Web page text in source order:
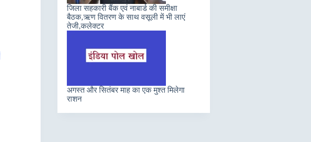
जिला सहकारी बैंक एवं नाबार्ड की समीक्षा
बैठक,ऋण वितरण के साथ वसूली में भी लाएं
तेजी,कलेक्टर
अगस्त और सितंबर माह का एक मुश्त मिलेगा
राशन